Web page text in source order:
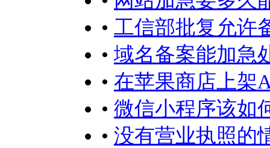
• 工信部批复允许
• 域名备案能加急
• 在苹果商店上架
• 微信小程序该如
• 没有营业执照的